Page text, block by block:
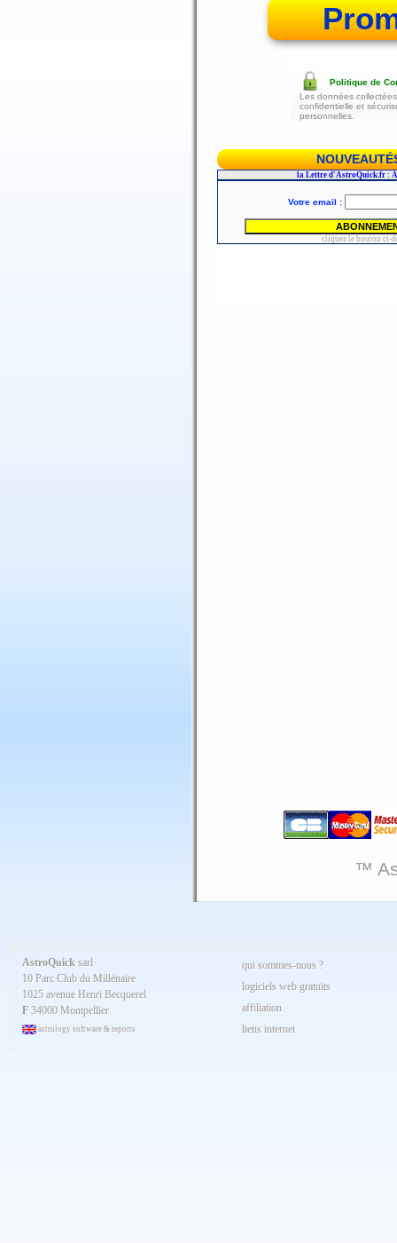
Politique de
Les données
confidentielle et
personnelles.
™
AstroQuick sarl
10 Parc Club du Millénaire
1025 avenue Henri Becquerel
F 34000 Montpellier
astrology software & reports
qui sommes-nous ?
logiciels web gratuits
affiliation
liens internet